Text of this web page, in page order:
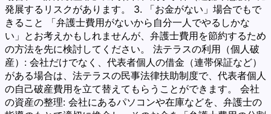
発展するリスクがあります。 3. 「お金がない」場合でもで
きること 「弁護士費用がないから自分一人でやるしかな
い」とお考えかもしれませんが、弁護士費用を節約するため
の方法を先に検討してください。 法テラスの利用（個人破
産）: 会社だけでなく、代表者個人の借金（連帯保証など）
がある場合は、法テラスの民事法律扶助制度で、代表者個人
の自己破産費用を立て替えてもらうことができます。 会社
の資産の整理: 会社にあるパソコンや在庫などを、弁護士の